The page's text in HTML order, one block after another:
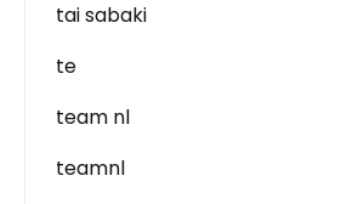
tai sabaki
te
team nl
teamnl